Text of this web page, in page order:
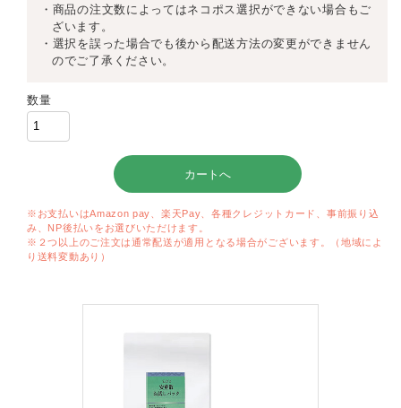
・商品の注文数によってはネコポス選択ができない場合もご
ざいます。
・選択を誤った場合でも後から配送方法の変更ができません
のでご了承ください。
数量
※お支払いはAmazon pay、楽天Pay、各種クレジットカード、事前振り込
み、NP後払いをお選びいただけます。
※２つ以上のご注文は通常配送が適用となる場合がございます。（地域によ
り送料変動あり）